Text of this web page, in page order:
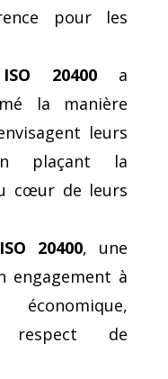
pour les
ISO 20400a
la manière
leurs
plaçant la
cœur de leurs
20400, une
engagement à
économique,
de